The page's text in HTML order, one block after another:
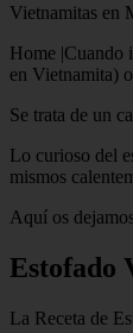
Vietnamitas en
Home |Cuando
en Vietnamita)
Se trata de un
Lo curioso del
mismos
Aquí os
Estofado
La Receta de